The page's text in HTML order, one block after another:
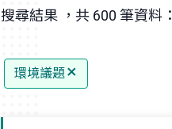
搜尋結果 ，共 600 筆資料：
環境議題